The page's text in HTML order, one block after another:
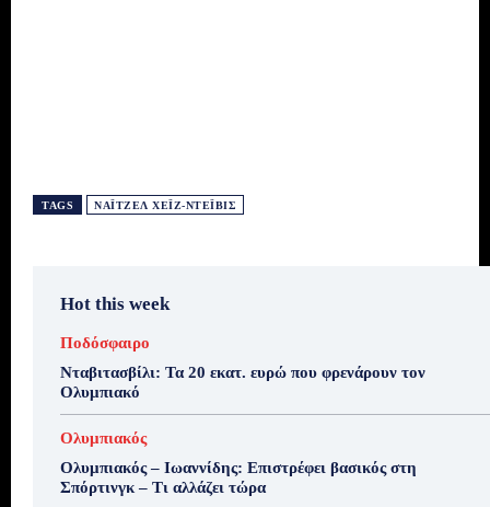
TAGS ΝΆΙΤΖΕΛ ΧΈΙΖ-ΝΤΈΙΒΙΣ
Hot this week
Ποδόσφαιρο
Νταβιτασβίλι: Τα 20 εκατ. ευρώ που φρενάρουν τον
Ολυμπιακό
Ολυμπιακός
Ολυμπιακός – Ιωαννίδης: Επιστρέφει βασικός στη
Σπόρτινγκ – Τι αλλάζει τώρα